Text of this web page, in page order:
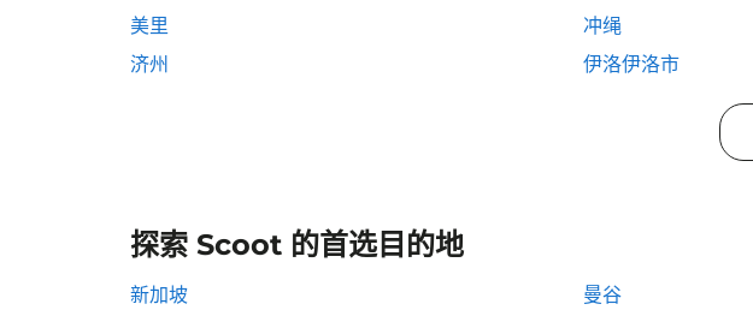
美里
冲绳
济州
伊洛伊洛市
探索 Scoot 的首选目的地
新加坡 曼谷